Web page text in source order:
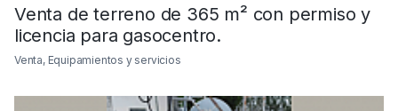
Venta de terreno de 365 m² con permiso y
licencia para gasocentro.
Venta, Equipamientos y servicios